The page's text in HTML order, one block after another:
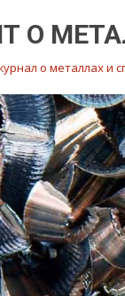
О
о металлах и